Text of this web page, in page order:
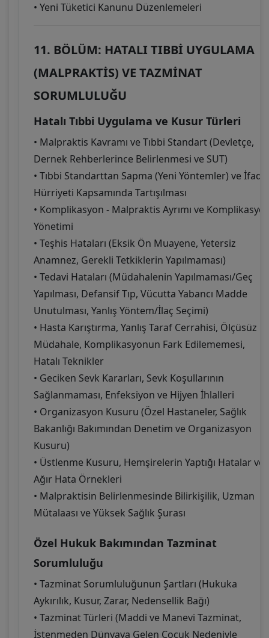
• Yeni Tüketici Kanunu Düzenlemeleri
11. BÖLÜM: HATALI TIBBİ UYGULAMA
(MALPRAKTİS) VE TAZMİNAT
SORUMLULUĞU
Hatalı Tıbbi Uygulama ve Kusur Türleri
• Malpraktis Kavramı ve Tıbbi Standart (Devletçe,
Dernek Rehberlerince Belirlenmesi ve SUT)
• Tıbbi Standarttan Sapma (Yeni Yöntemler) ve İfade
Hürriyeti Kapsamında Tartışılması
• Komplikasyon - Malpraktis Ayrımı ve
Yönetimi
• Teşhis Hataları (Eksik Ön Muayene, Yetersiz
Anamnez, Gerekli Tetkiklerin Yapılmaması)
• Tedavi Hataları (Müdahalenin Yapılmaması/Geç
Yapılması, Defansif Tıp, Vücutta Yabancı Madde
Unutulması, Yanlış Yöntem/İlaç Seçimi)
• Hasta Karıştırma, Yanlış Taraf Cerrahisi, Ölçüsüz
Müdahale, Komplikasyonun Fark Edilememesi,
Hatalı Teknikler
• Geciken Sevk Kararları, Sevk Koşullarının
Sağlanmaması, Enfeksiyon ve Hijyen İhlalleri
• Organizasyon Kusuru (Özel Hastaneler, Sağlık
Bakanlığı Bakımından Denetim ve Organizasyon
Kusuru)
• Üstlenme Kusuru, Hemşirelerin Yaptığı Hatalar ve
Ağır Hata Örnekleri
• Malpraktisin Belirlenmesinde Bilirkişilik, Uzman
Mütalaası ve Yüksek Sağlık Şurası
Özel Hukuk Bakımından Tazminat
Sorumluluğu
• Tazminat Sorumluluğunun Şartları (Hukuka
Aykırılık, Kusur, Zarar, Nedensellik Bağı)
• Tazminat Türleri (Maddi ve Manevi Tazminat,
İstenmeden Dünyaya Gelen Çocuk Nedeniyle